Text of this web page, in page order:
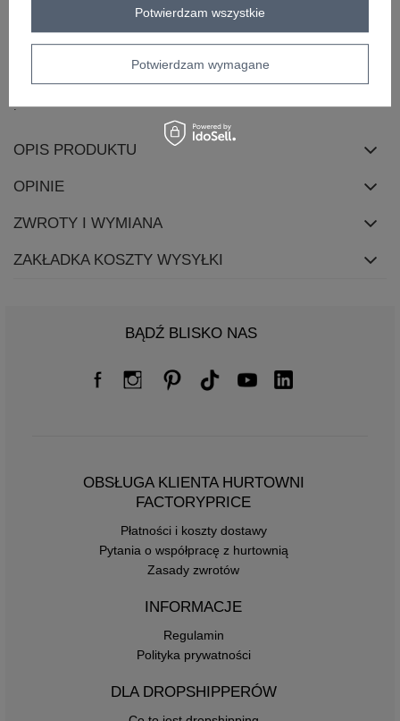
casual
okazja
codzienne do pracy
OPIS PRODUKTU
OPINIE
ZWROTY I WYMIANA
ZAKŁADKA KOSZTY WYSYŁKI
BĄDŹ BLISKO NAS
OBSŁUGA KLIENTA HURTOWNI
FACTORYPRICE
Płatności i koszty dostawy
Pytania o współpracę z hurtownią
Zasady zwrotów
INFORMACJE
Regulamin
Polityka prywatności
DLA DROPSHIPPERÓW
Potwierdzam wymagane
Potwierdzam wszystkie